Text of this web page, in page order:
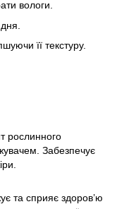
вологи.
її текстуру.
рослинного
Забезпечує
та сприяє здоров’ю